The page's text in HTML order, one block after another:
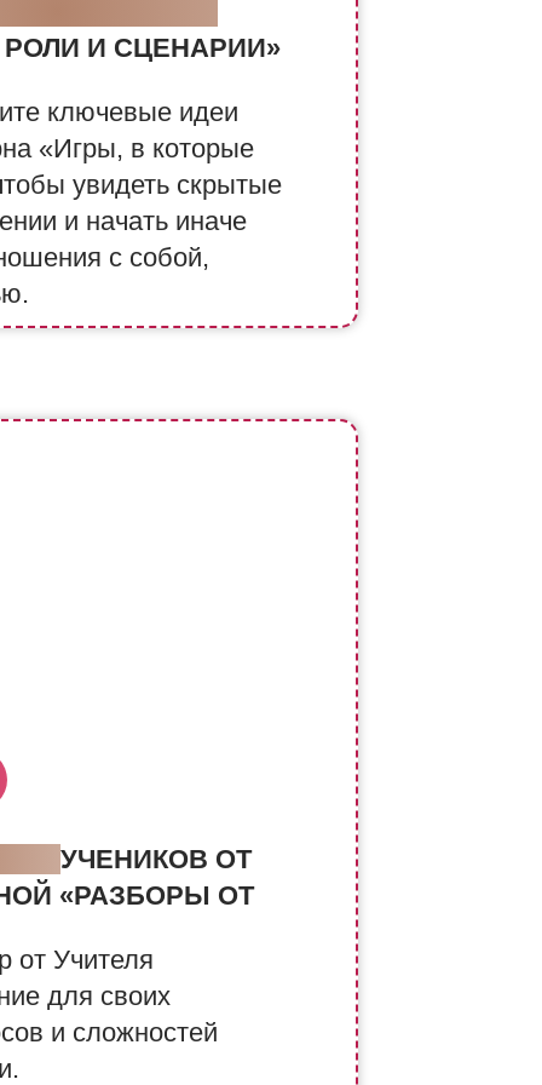
ключевые идеи
«Игры, в которые
увидеть скрытые
и начать иначе
с собой,
И СЦЕНАРИИ»
от Учителя
для своих
и сложностей
УЧЕНИКОВ ОТ
«РАЗБОРЫ ОТ